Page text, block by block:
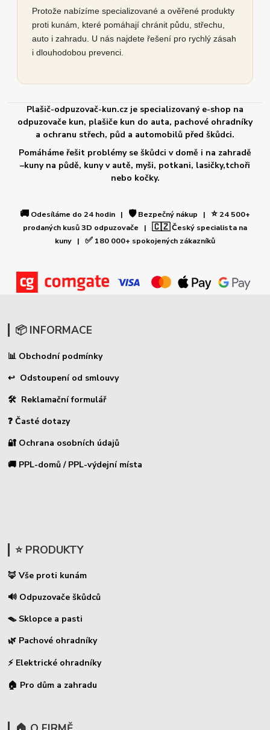
Protože nabízíme specializované a ověřené produkty
proti kunám, které pomáhají chránit půdu, střechu,
auto i zahradu. U nás najdete řešení pro rychlý zásah
i dlouhodobou prevenci.
Plašič-odpuzovač-kun.cz je specializovaný e-shop na
odpuzovače kun, plašiče kun do auta, pachové ohradníky
a ochranu střech, půd a automobilů před škůdci.
Pomáháme řešit problémy se škůdci v domě i na zahradě
–kuny na půdě, kuny v autě, myši, potkani, lasičky,tchoři
nebo kočky.
🚚 Odesíláme do 24 hodin | 🛡️Bezpečný nákup | ⭐24 500+
prodaných kusů 3D odpuzovače | 🇨🇿Český specialista na
kuny | ✅ 180 000+ spokojených zákazníků
📦 INFORMACE
📊 Obchodní podmínky
↩ Odstoupení od smlouvy
🛠 Reklamační formulář
❓ Časté dotazy
🔐 Ochrana osobních údajů
🚚 PPL-domů / PPL-výdejní místa
⭐ PRODUKTY
🦊 Vše proti kunám
🔊 Odpuzovače škůdců
🪤 Sklopce a pasti
🌿 Pachové ohradníky
⚡ Elektrické ohradníky
🏠 Pro dům a zahradu